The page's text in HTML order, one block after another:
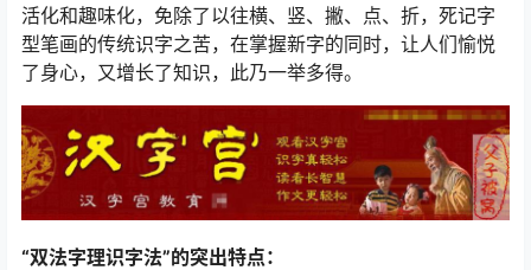
活化和趣味化，免除了以往横、竖、撇、点、折，死记字
型笔画的传统识字之苦，在掌握新字的同时，让人们愉悦
了身心，又增长了知识，此乃一举多得。
“双法字理识字法”的突出特点：